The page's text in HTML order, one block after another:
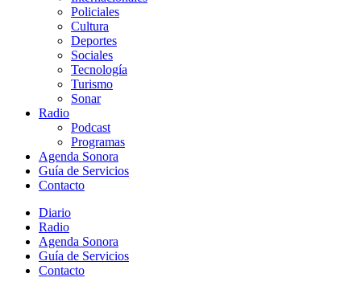
Policiales
Cultura
Deportes
Sociales
Tecnología
Turismo
Sonar
Radio
Podcast
Programas
Agenda Sonora
Guía de Servicios
Contacto
Diario
Radio
Agenda Sonora
Guía de Servicios
Contacto